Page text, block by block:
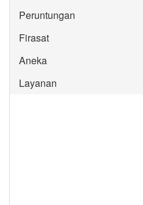
Peruntungan
Firasat
Aneka
Layanan